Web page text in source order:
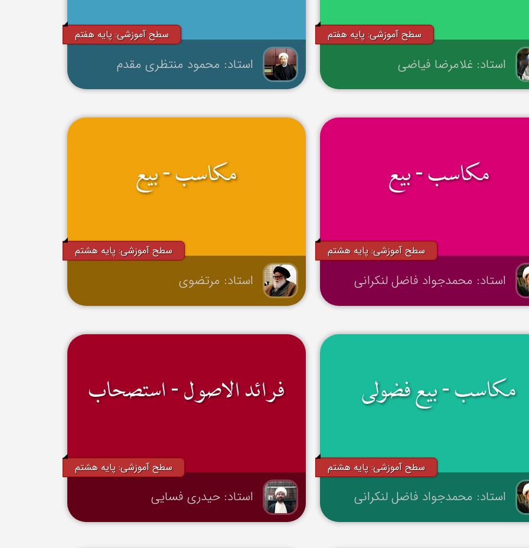
سطح آموزشی: پایه هفتم
استاد: غلامرضا فیاضی
سطح آموزشی: پایه هفتم
استاد: محمود منتظری مقدم
مکاسب - بیع
سطح آموزشی: پایه هشتم
استاد: محمدجواد فاضل لنکرانی
مکاسب - بیع
سطح آموزشی: پایه هشتم
استاد: مرتضوی
مکاسب - بیع فضولی
سطح آموزشی: پایه هشتم
استاد: محمدجواد فاضل لنکرانی
فرائد الاصول - استصحاب
سطح آموزشی: پایه هشتم
استاد: حیدری فسایی